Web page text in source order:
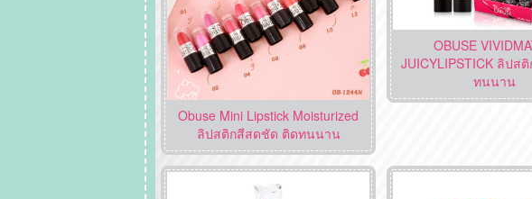
Obuse Mini Lipstick Moisturized
ลิปสติกสีสดชัด ติดทนนาน
OBUSE
JUICYLIPSTICK ลิปส
ทนนาน